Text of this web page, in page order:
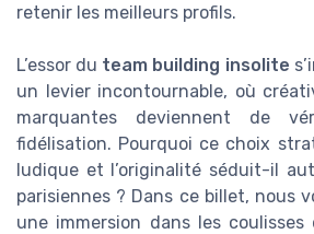
retenir les meilleurs profils.
L’essor du team building insolite
un levier incontournable, où
marquantes deviennent de
fidélisation. Pourquoi ce choix
ludique et l’originalité séduit-il
parisiennes ? Dans ce billet, nous
une immersion dans les